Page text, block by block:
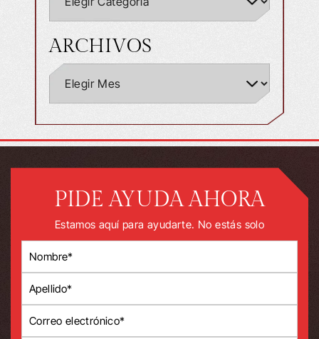
ARCHIVOS
PIDE AYUDA AHORA
Estamos aquí para ayudarte. No estás solo